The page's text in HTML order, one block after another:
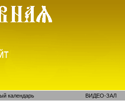
календарь ВИДЕО-ЗАЛ